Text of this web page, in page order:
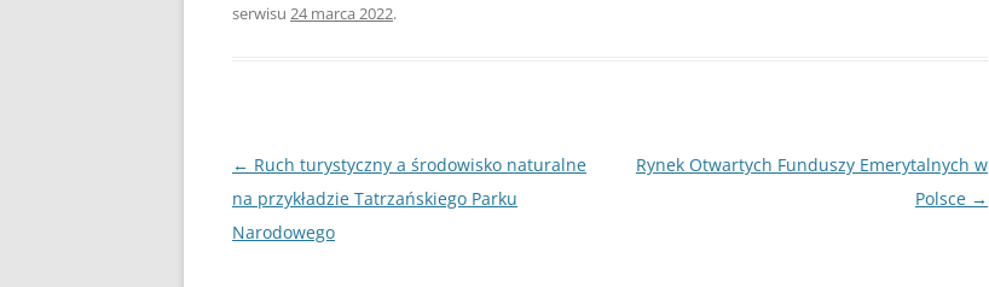
UBEZPIECZENIA
serwisu 24 marca 2022.
Nawigacja
wpisu
← Ruch turystyczny a środowisko naturalne
na przykładzie Tatrzańskiego Parku
Narodowego
Rynek Otwartych Funduszy Emerytalnych w
Polsce →